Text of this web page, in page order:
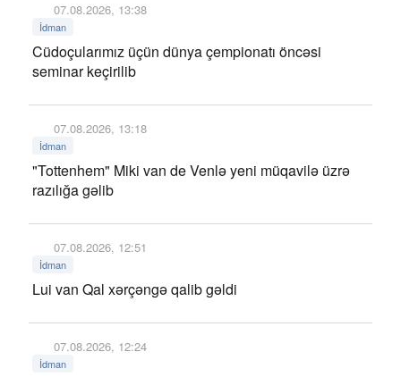
07.08.2026, 13:38
İdman
Cüdoçularımız üçün dünya çempionatı öncəsi
seminar keçirilib
07.08.2026, 13:18
İdman
"Tottenhem" Miki van de Venlə yeni müqavilə üzrə
razılığa gəlib
07.08.2026, 12:51
İdman
Lui van Qal xərçəngə qalib gəldi
07.08.2026, 12:24
İdman